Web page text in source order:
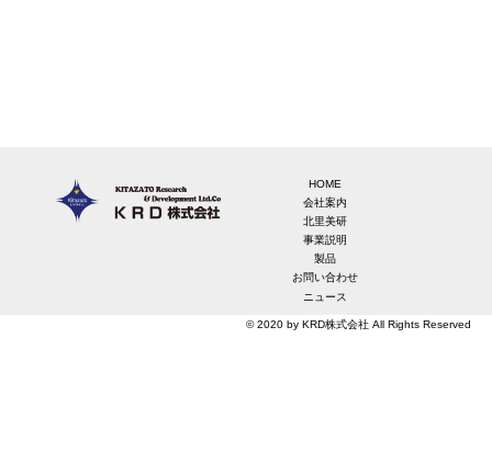
HOME
会社案内
北里美研
事業説明
製品
お問い合わせ
ニュース
© 2020 by KRD株式会社 All Rights Reserved